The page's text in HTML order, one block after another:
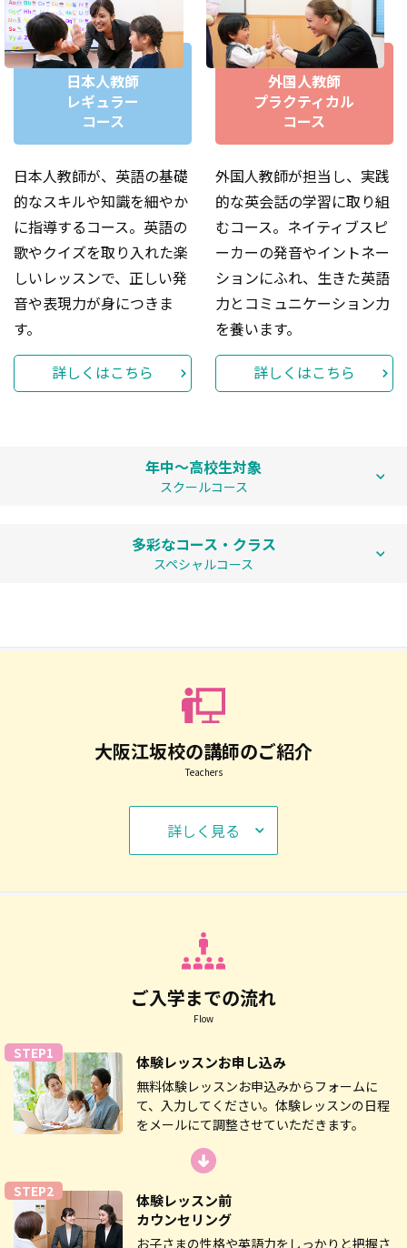
アミティーが独自に開発しましたタッチパネル式のデジタ
ル教材です。写真やイラストが動いたり、画面に色を塗っ
受付けております。（年中以上）是非お試し下さい♪
｢楽しく身に付く」がアミティーのレッスンのモットーで
す。小人数制で、ひとりひとりの表情をしっかり見ながら
アップテンポにレッスンが展開していきます！
日本人教師
レギュラー
コース
日本人教師が、英語の基礎
的なスキルや知識を細やか
に指導するコース。英語の
歌やクイズを取り入れた楽
しいレッスンで、正しい発
音や表現力が身につきま
す。
詳しくはこちら
外国人教師
プラクティカル
コース
外国人教師が担当し、実践
的な英会話の学習に取り組
むコース。ネイティブスピ
ーカーの発音やイントネー
ションにふれ、生きた英語
力とコミュニケーション力
を養います。
詳しくはこちら
年中〜高校生対象
スクールコース
多彩なコース・クラス
スペシャルコース
大阪江坂校の講師のご紹介
Teachers
詳しく見る
ご入学までの流れ
Flow
STEP1 体験レッスンお申し込み
無料体験レッスンお申込みからフォームに
て、入力してください。体験レッスンの日程
をメールにて調整させていただきます。
STEP2
体験レッスン前
カウンセリング
お子さまの性格や英語力をしっかりと把握さ